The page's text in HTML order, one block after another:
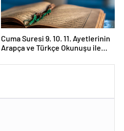
Cuma Suresi 9. 10. 11. Ayetlerinin
Arapça ve Türkçe Okunuşu ile
Fazileti Nedir?